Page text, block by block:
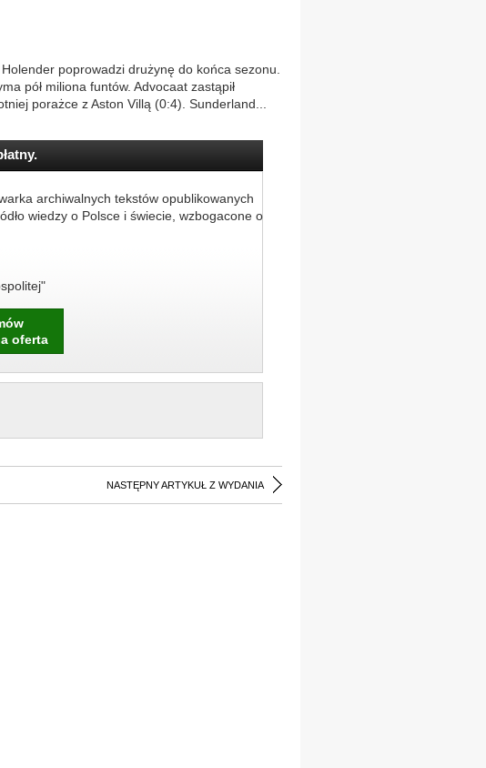
poprowadzi drużynę do końca sezonu.
pół miliona funtów. Advocaat zastąpił
porażce z Aston Villą (0:4). Sunderland...
archiwalnych tekstów opublikowanych
wiedzy o Polsce i świecie, wzbogacone o
oferta
NASTĘPNY ARTYKUŁ Z WYDANIA